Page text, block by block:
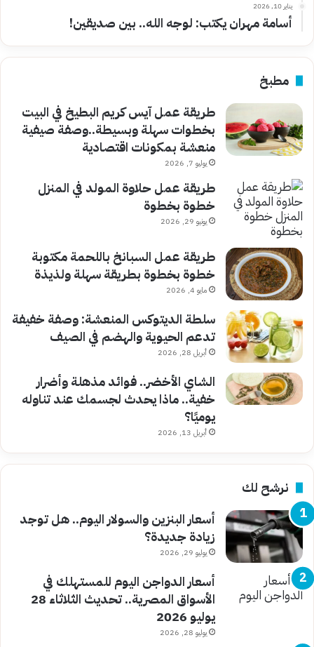
يناير 10, 2026
أسامة مهران يكتب: لوجه الله.. بين صديقين!
مطبخ
طريقة عمل آيس كريم البطيخ في البيت
بخطوات سهلة وبسيطة..وصفة صيفية
منعشة بمكونات اقتصادية
يوليو 7, 2026
طريقة عمل حلاوة المولد في المنزل
خطوة بخطوة
يونيو 29, 2026
طريقة عمل السبانخ باللحمة مكتوبة
خطوة بخطوة بطريقة سهلة ولذيذة
مايو 4, 2026
سلطة الديتوكس المنعشة: وصفة خفيفة
تدعم الحيوية والهضم في الصيف
أبريل 28, 2026
الشاي الأخضر.. فوائد مذهلة وأضرار
خفية.. ماذا يحدث لجسمك عند تناوله
يوميًا؟
أبريل 13, 2026
نرشح لك
أسعار البنزين والسولار اليوم.. هل توجد
زيادة جديدة؟
يوليو 29, 2026
أسعار الدواجن اليوم للمستهلك في
الأسواق المصرية.. تحديث الثلاثاء 28
يوليو 2026
يوليو 28, 2026